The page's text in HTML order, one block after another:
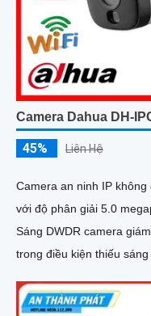
Camera Dahua DH-
45% Liên Hệ
Camera an ninh IP không
với độ phân giải 5.0
Sáng DWDR camera
trong điều kiện thiếu